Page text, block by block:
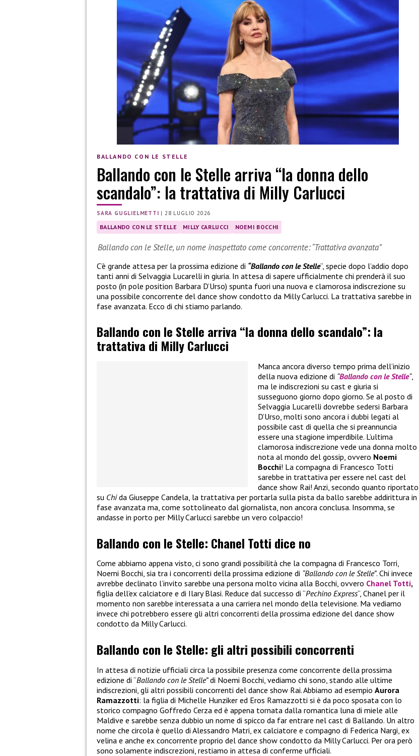
BALLANDO CON LE STELLE
Ballando con le Stelle arriva “la donna dello
scandalo”: la trattativa di Milly Carlucci
SARA GUGLIELMETTI |28 LUGLIO 2026
BALLANDO CON LE STELLE MILLY CARLUCCI NOEMI BOCCHI
Ballando con le Stelle, un nome inaspettato come concorrente: “Trattativa avanzata”
C’è grande attesa per la prossima edizione di “Ballando con le Stelle“, specie dopo l’addio dopo
tanti anni di Selvaggia Lucarelli in giuria. In attesa di sapere ufficialmente chi prenderà il suo
posto (in pole position Barbara D’Urso) spunta fuori una nuova e clamorosa indiscrezione su
una possibile concorrente del dance show condotto da Milly Carlucci. La trattativa sarebbe in
fase avanzata. Ecco di chi stiamo parlando.
Ballando con le Stelle arriva “la donna dello scandalo”: la
trattativa di Milly Carlucci
Manca ancora diverso tempo prima dell’inizio
della nuova edizione di “Ballando con le Stelle“,
ma le indiscrezioni su cast e giuria si
susseguono giorno dopo giorno. Se al posto di
Selvaggia Lucarelli dovrebbe sedersi Barbara
D’Urso, molti sono ancora i dubbi legati al
possibile cast di quella che si preannuncia
essere una stagione imperdibile. L’ultima
clamorosa indiscrezione vede una donna molto
nota al mondo del gossip, ovvero Noemi
Bocchi! La compagna di Francesco Totti
sarebbe in trattativa per essere nel cast del
dance show Rai! Anzi, secondo quanto riportato
su Chida Giuseppe Candela, la trattativa per portarla sulla pista da ballo sarebbe addirittura in
fase avanzata ma, come sottolineato dal giornalista, non ancora conclusa. Insomma, se
andasse in porto per Milly Carlucci sarebbe un vero colpaccio!
Ballando con le Stelle: Chanel Totti dice no
Come abbiamo appena visto, ci sono grandi possibilità che la compagna di Francesco Torri,
Noemi Bocchi, sia tra i concorrenti della prossima edizione di “Ballando con le Stelle”. Chi invece
avrebbe declinato l’invito sarebbe una persona molto vicina alla Bocchi, ovvero Chanel Totti,
figlia dell’ex calciatore e di Ilary Blasi. Reduce dal successo di “Pechino Express“, Chanel per il
momento non sarebbe interessata a una carriera nel mondo della televisione. Ma vediamo
invece chi potrebbero essere gli altri concorrenti della prossima edizione del dance show
condotto da Milly Carlucci.
Ballando con le Stelle: gli altri possibili concorrenti
In attesa di notizie ufficiali circa la possibile presenza come concorrente della prossima
edizione di “Ballando con le Stelle”di Noemi Bocchi, vediamo chi sono, stando alle ultime
indiscrezioni, gli altri possibili concorrenti del dance show Rai. Abbiamo ad esempio Aurora
Ramazzotti: la figlia di Michelle Hunziker ed Eros Ramazzotti si è da poco sposata con lo
storico compagno Goffredo Cerza ed è appena tornata dalla romantica luna di miele alle
Maldive e sarebbe senza dubbio un nome di spicco da far entrare nel cast di Ballando. Un altro
nome che circola è quello di Alessandro Matri, ex calciatore e compagno di Federica Nargi, ex
velina e anche ex concorrente proprio del dance show condotto da Milly Carlucci. Per ora però
sono solamente indiscrezioni, restiamo in attesa di conferme ufficiali.